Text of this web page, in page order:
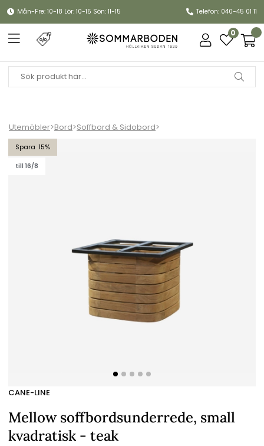
Mån-Fre: 10-18 Lör: 10-15 Sön: 11-15 Telefon: 040-45 01 11
0
Utemöbler>Bord>Soffbord & Sidobord>
15
till 16/8
Mellow soffbordsunderrede, small kvadratisk - teak
CANE-LINE
Mellow soffbordsunderrede, small
kvadratisk - teak